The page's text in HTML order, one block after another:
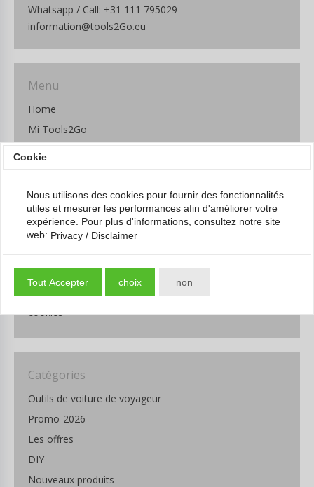
Whatsapp / Call: +31 111 795029
information@tools2Go.eu
Menu
Home
Mi Tools2Go
Contact
Paiements
Information d'expédition
Privacy / Disclaimer
cookies
Catégories
Outils de voiture de voyageur
Promo-2026
Les offres
DIY
Nouveaux produits
Cookie
Nous utilisons des cookies pour fournir des fonctionnalités
utiles et mesurer les performances afin d'améliorer votre
expérience. Pour plus d'informations, consultez notre site
web: Privacy / Disclaimer
Tout Accepter choix non